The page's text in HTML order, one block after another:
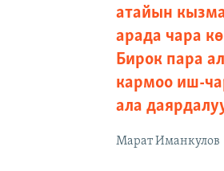
атайын
арада чара
Бирок пара
кармоо иш-
ала
Марат Иманкулов